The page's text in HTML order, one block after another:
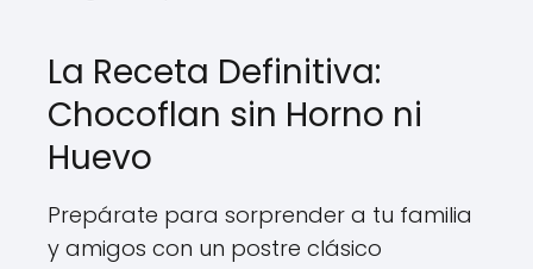
La Receta Definitiva:
Chocoflan sin Horno ni
Huevo
Prepárate para sorprender a tu familia
y amigos con un postre clásico